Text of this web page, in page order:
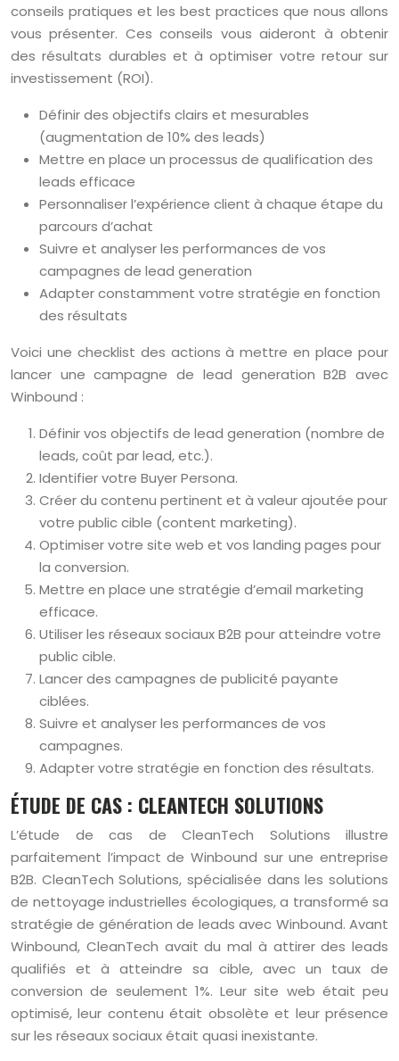
conseils pratiques et les best practices que nous allons
vous présenter. Ces conseils vous aideront à obtenir
des résultats durables et à optimiser votre retour sur
investissement (ROI).
Définir des objectifs clairs et mesurables
(augmentation de 10% des leads)
Mettre en place un processus de qualification des
leads efficace
Personnaliser l’expérience client à chaque étape du
parcours d’achat
Suivre et analyser les performances de vos
campagnes de lead generation
Adapter constamment votre stratégie en fonction
des résultats
Voici une checklist des actions à mettre en place pour
lancer une campagne de lead generation B2B avec
Winbound :
Définir vos objectifs de lead generation (nombre de
leads, coût par lead, etc.).
Identifier votre Buyer Persona.
Créer du contenu pertinent et à valeur ajoutée pour
votre public cible (content marketing).
Optimiser votre site web et vos landing pages pour
la conversion.
Mettre en place une stratégie d’email marketing
efficace.
Utiliser les réseaux sociaux B2B pour atteindre votre
public cible.
Lancer des campagnes de publicité payante
ciblées.
Suivre et analyser les performances de vos
campagnes.
Adapter votre stratégie en fonction des résultats.
ÉTUDE DE CAS : CLEANTECH SOLUTIONS
L’étude de cas de CleanTech Solutions illustre
parfaitement l’impact de Winbound sur une entreprise
B2B. CleanTech Solutions, spécialisée dans les solutions
de nettoyage industrielles écologiques, a transformé sa
stratégie de génération de leads avec Winbound. Avant
Winbound, CleanTech avait du mal à attirer des leads
qualifiés et à atteindre sa cible, avec un taux de
conversion de seulement 1%. Leur site web était peu
optimisé, leur contenu était obsolète et leur présence
sur les réseaux sociaux était quasi inexistante.